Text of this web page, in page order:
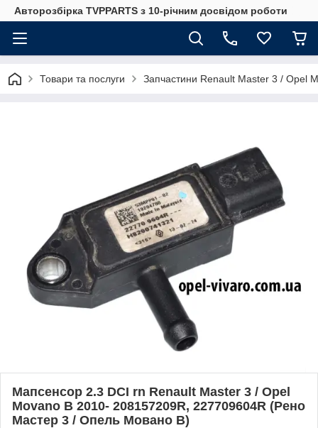
Авторозбірка TVPPARTS з 10-річним досвідом роботи
Товари та послуги Запчастини Renault Master 3 / Opel
Мапсенсор 2.3 DCI rn Renault Master 3 / Opel
Movano B 2010- 208157209R, 227709604R (Рено
Мастер 3 / Опель Мовано B)